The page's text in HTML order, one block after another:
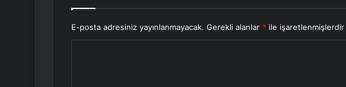
E-posta adresiniz yayınlanmayacak. Gerekli alanlar * ile işaretlenmişlerdir